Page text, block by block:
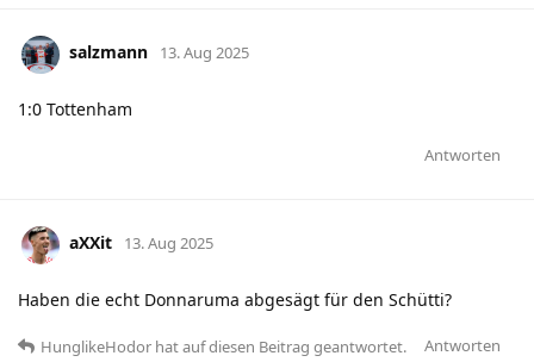
salzmann 13. Aug 2025
1:0 Tottenham
Antworten
aXXit 13. Aug 2025
Haben die echt Donnaruma abgesägt für den Schütti?
Antworten
HunglikeHodor hatauf diesen Beitrag geantwortet.